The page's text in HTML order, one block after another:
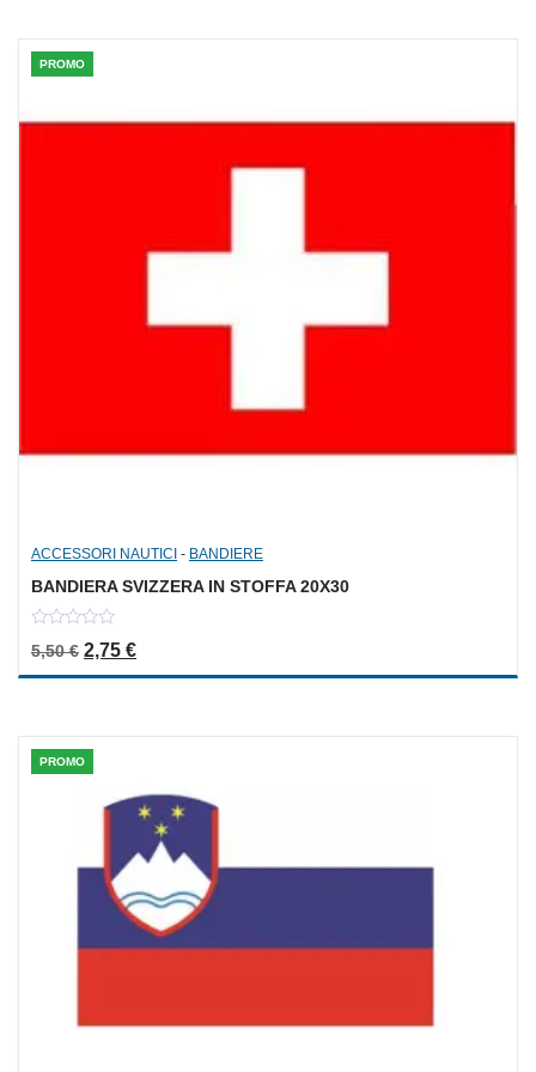
PROMO
ACCESSORI NAUTICI - BANDIERE
BANDIERA SVIZZERA IN STOFFA 20X30
out
of
5,50€ Il prezzo originale era: 5,50 €.
2,75 €Il prezzo attuale è: 2,75 €.
PROMO